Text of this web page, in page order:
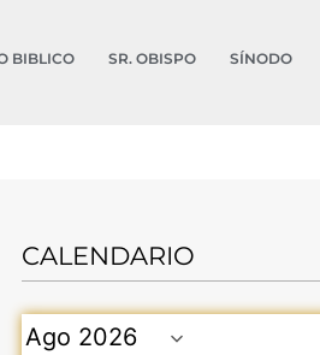
BIBLICO SR. OBISPO SÍNODO
CALENDARIO